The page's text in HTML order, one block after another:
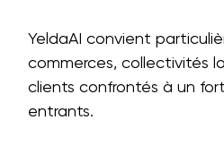
YeldaAI convient
commerces, collectivités
clients confrontés à un
entrants.